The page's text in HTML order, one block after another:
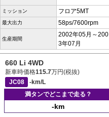
ミッション フロア5MT
最大出力 58ps/7600rpm
生産期間
2002年05月～200
3年07月
660 Li 4WD
新車時価格115.7万円(税抜)
JC08
-km/L
満タンでどこまで走る？
-km